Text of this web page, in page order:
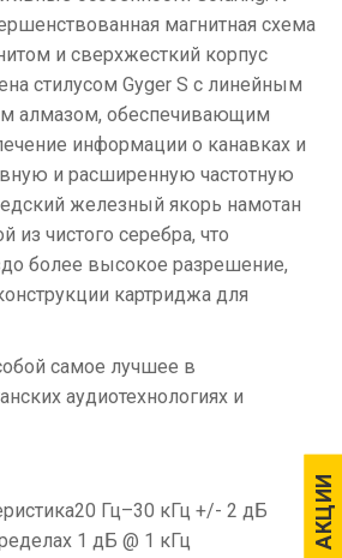
АКЦИИ
АКЦИИ
магнитная схема
и сверхжесткий корпус
стилусом Gyger S с линейным
алмазом, обеспечивающим
информации о канавках и
и расширенную частотную
железный якорь намотан
из чистого серебра, что
более высокое разрешение,
картриджа для
самое лучшее в
аудиотехнологиях и
Гц–30 кГц +/- 2 дБ
1 дБ @ 1 кГц